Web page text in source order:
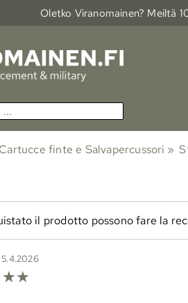
Oletko Viranomainen? Meiltä
Cartucce finte e Salvapercussori ‪»
il prodotto possono fare la
☆☆